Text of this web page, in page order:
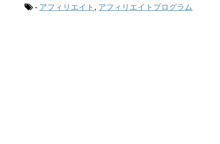
- アフィリエイト , アフィリエイトプログラム